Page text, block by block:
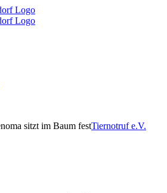
sitzt im Baum festTiernotruf e.V.